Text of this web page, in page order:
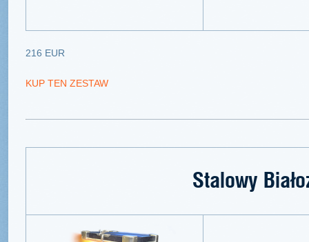
216 EUR
KUP TEN ZESTAW
Stalowy